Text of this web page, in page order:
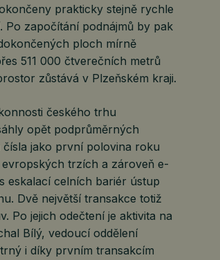
prakticky stejně rychle
započítání podnájmů by pak
ploch mírně
511 000 čtverečních metrů
zůstává v Plzeňském kraji.
českého trhu
opět podprůměrných
jako první polovina roku
trzích a zároveň e-
eskalací celních bariér ústup
Dvě největší transakce totiž
Po jejich odečtení je aktivita na
Bílý, vedoucí oddělení
i díky prvním transakcím